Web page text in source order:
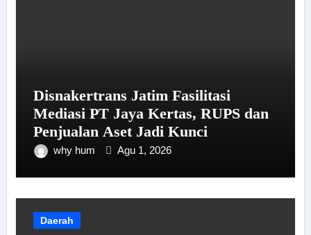
Disnakertrans Jatim Fasilitasi
Mediasi PT Jaya Kertas, RUPS dan
Penjualan Aset Jadi Kunci
why hum Agu 1, 2026
Daerah